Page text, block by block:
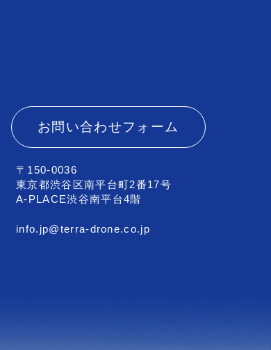
お問い合わせフォーム
〒150-0036
東京都渋谷区南平台町2番17号
A-PLACE渋谷南平台4階
info.jp@terra-drone.co.jp